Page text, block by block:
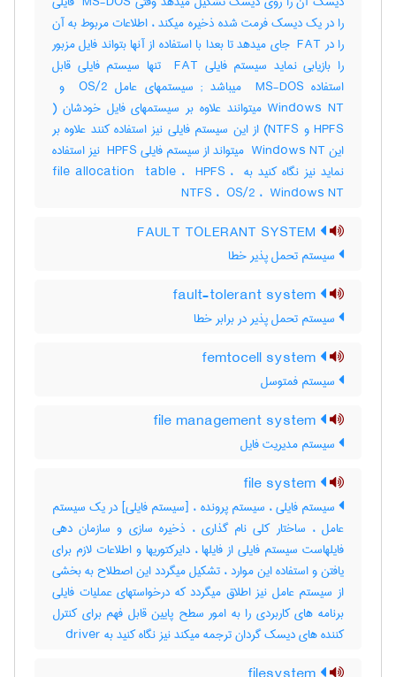
را در یک دیسک فرمت شده ذخیره میکند ، اطلاعات مربوط به آن
را در ‎ FAT جای میدهد تا بعدا با استفاده از آنها بتواند فایل مزبور
را بازیابی نماید سیستم فایلی ‎ FAT تنها سیستم فایلی قابل
HPFS و ‎NTFS) از این سیستم فایلی نیز استفاده کنند علاوه بر
این ‎ Windows NT میتواند از سیستم فایلی ‎ HPFS نیز استفاده
نماید نیز نگاه کنید به ‎file allocation ‎ table ، ‎ HPFS ، ‎
NTFS ، ‎ OS/2 ، ‎ Windows NT
سیستم تحمل پذیر خطا
سیستم تحمل پذیر در برابر خطا
سیستم فمتوسل
سیستم مدیریت فایل
سیستم فایلی ، سیستم پرونده ، [سیستم فایلی] در یک سیستم
عامل ، ساختار کلی نام گذاری ، ذخیره سازی و سازمان دهی
فایلهاست سیستم فایلی از فایلها ، دایرکتوریها و اطلاعات لازم برای
یافتن و استفاده این موارد ، تشکیل میگردد این اصطلاح به بخشی
از سیستم عامل نیز اطلاق میگردد که درخواستهای عملیات فایلی
برنامه های کاربردی را به امور سطح پایین قابل فهم برای کنترل
کننده های دیسک گردان ترجمه میکند نیز نگاه کنید به ‎ driver